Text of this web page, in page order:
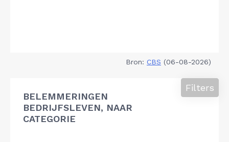
Bron: CBS (06-08-2026)
BELEMMERINGEN
BEDRIJFSLEVEN, NAAR
CATEGORIE
Filters